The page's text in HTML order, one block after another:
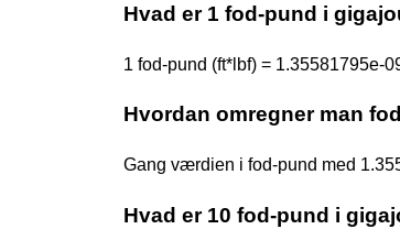
Hvad er 1 fod-pund i
1 fod-pund (ft*lbf) = 1.35581795e-
Hvordan omregner man
Gang værdien i fod-pund med
Hvad er 10 fod-pund i